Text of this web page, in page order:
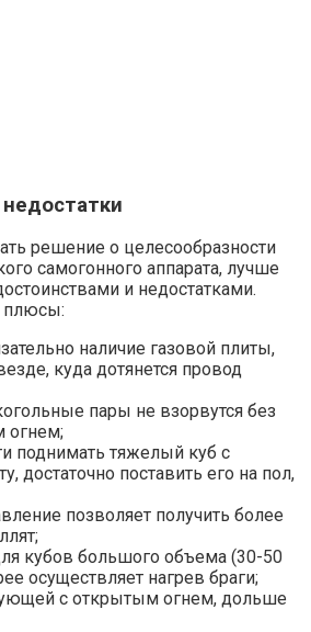
решение о целесообразности
самогонного аппарата, лучше
и недостатками.
плюсы:
наличие газовой плиты,
куда дотянется провод
пары не взорвутся без
огнем;
поднимать тяжелый куб с
достаточно поставить его на пол,
позволяет получить более
кубов большого объема (30-50
осуществляет нагрев браги;
с открытым огнем, дольше